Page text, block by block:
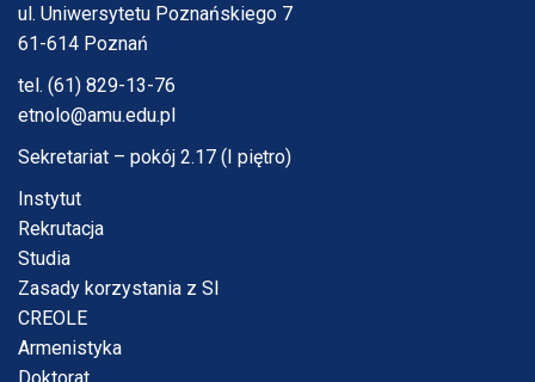
ul. Uniwersytetu Poznańskiego 7
61-614 Poznań
tel. (61) 829-13-76
etnolo@amu.edu.pl
Sekretariat – pokój 2.17 (I piętro)
Instytut
Rekrutacja
Studia
Zasady korzystania z SI
CREOLE
Armenistyka
Doktorat